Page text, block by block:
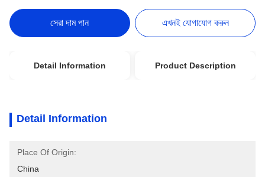
সেরা দাম পান এখনই যোগাযোগ করুন
Detail Information Product Description
Detail Information
Place Of Origin:
China